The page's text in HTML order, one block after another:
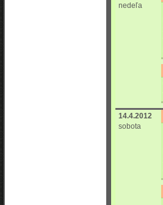
nedeľa
14.4.2012
sobota